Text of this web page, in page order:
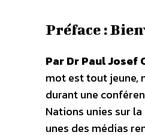
Préface :
Par Dr Paul Josef
mot est tout jeune,
durant une
Nations unies sur
unes des médias